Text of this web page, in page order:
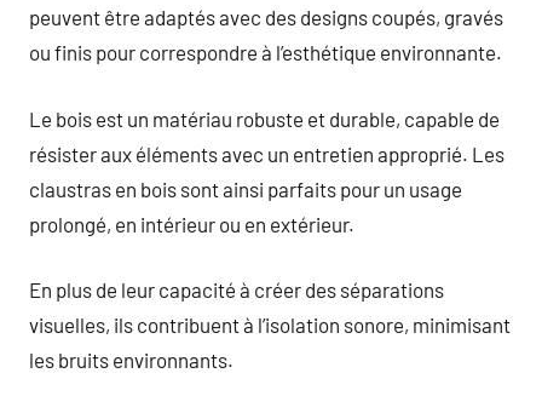
peuvent être adaptés avec des designs coupés, gravés
ou finis pour correspondre à l’esthétique environnante.
Le bois est un matériau robuste et durable, capable de
résister aux éléments avec un entretien approprié. Les
claustras en bois sont ainsi parfaits pour un usage
prolongé, en intérieur ou en extérieur.
En plus de leur capacité à créer des séparations
visuelles, ils contribuent à l’isolation sonore, minimisant
les bruits environnants.